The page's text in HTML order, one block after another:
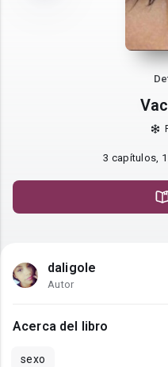
3 capítulos,
daligole
Autor
Acerca del libro
sexo